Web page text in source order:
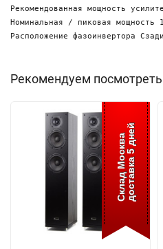
Рекомендованная мощность
Номинальная / пиковая
Рекомендуем посмотреть
Склад Москвадоставка 5 дней